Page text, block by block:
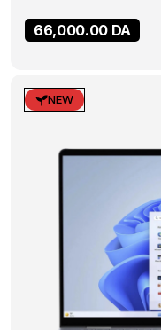
66,000.00 DA
NEW